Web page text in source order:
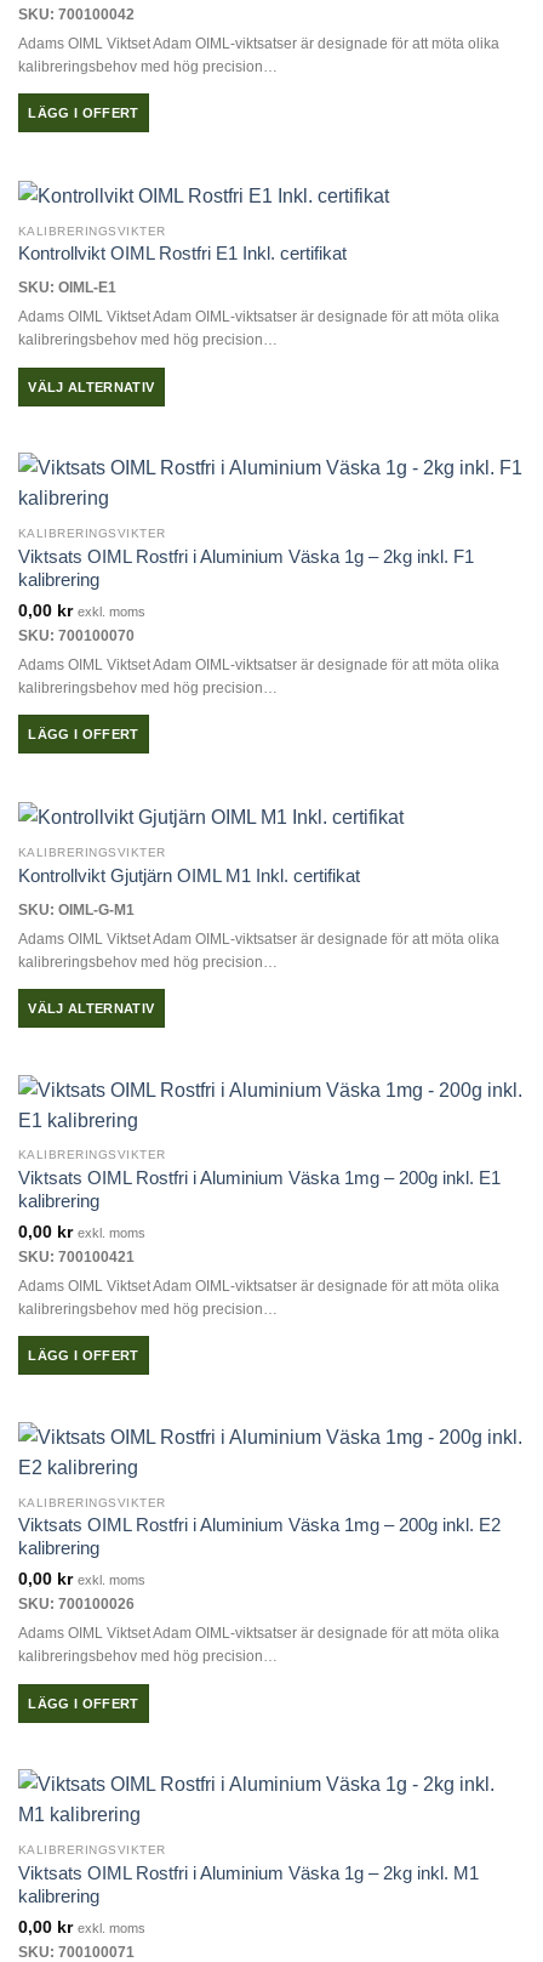
SKU: 700100042
Adams OIML Viktset Adam OIML-viktsatser är designade för att möta olika
kalibreringsbehov med hög precision…
LÄGG I OFFERT
KALIBRERINGSVIKTER
Kontrollvikt OIML Rostfri E1 Inkl. certifikat
SKU: OIML-E1
Adams OIML Viktset Adam OIML-viktsatser är designade för att möta olika
kalibreringsbehov med hög precision…
VÄLJ ALTERNATIV
produkten
har
De
alternativen
väljas
på
produktsidan
KALIBRERINGSVIKTER
Viktsats OIML Rostfri i Aluminium Väska 1g – 2kg inkl. F1
kalibrering
0,00 kr exkl. moms
SKU: 700100070
Adams OIML Viktset Adam OIML-viktsatser är designade för att möta olika
kalibreringsbehov med hög precision…
LÄGG I OFFERT
KALIBRERINGSVIKTER
Kontrollvikt Gjutjärn OIML M1 Inkl. certifikat
SKU: OIML-G-M1
Adams OIML Viktset Adam OIML-viktsatser är designade för att möta olika
kalibreringsbehov med hög precision…
VÄLJ ALTERNATIV
produkten
har
De
alternativen
väljas
på
produktsidan
KALIBRERINGSVIKTER
Viktsats OIML Rostfri i Aluminium Väska 1mg – 200g inkl. E1
kalibrering
0,00 kr exkl. moms
SKU: 700100421
Adams OIML Viktset Adam OIML-viktsatser är designade för att möta olika
kalibreringsbehov med hög precision…
LÄGG I OFFERT
KALIBRERINGSVIKTER
Viktsats OIML Rostfri i Aluminium Väska 1mg – 200g inkl. E2
kalibrering
0,00 kr exkl. moms
SKU: 700100026
Adams OIML Viktset Adam OIML-viktsatser är designade för att möta olika
kalibreringsbehov med hög precision…
LÄGG I OFFERT
KALIBRERINGSVIKTER
Viktsats OIML Rostfri i Aluminium Väska 1g – 2kg inkl. M1
kalibrering
0,00 kr exkl. moms
SKU: 700100071